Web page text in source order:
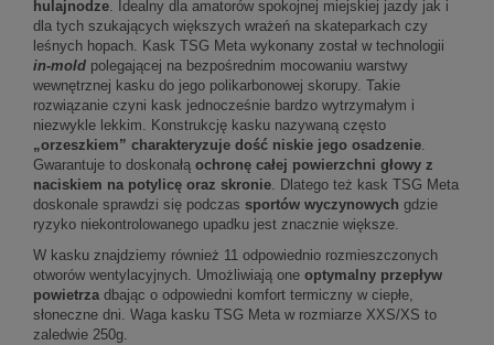
hulajnodze . Idealny dla amatorów spokojnej miejskiej jazdy jak i
dla tych szukających większych wrażeń na skateparkach czy
leśnych hopach. Kask TSG Meta wykonany został w technologii
in-mold polegającej na bezpośrednim mocowaniu warstwy
wewnętrznej kasku do jego polikarbonowej skorupy. Takie
rozwiązanie czyni kask jednocześnie bardzo wytrzymałym i
niezwykle lekkim. Konstrukcję kasku nazywaną często
„orzeszkiem” charakteryzuje dość niskie jego osadzenie
Gwarantuje to doskonałą ochronę całej powierzchni głowy z
naciskiem na potylicę oraz skronie . Dlatego też kask TSG Meta
doskonale sprawdzi się podczas sportów wyczynowych gdzie
ryzyko niekontrolowanego upadku jest znacznie większe.
W kasku znajdziemy również 11 odpowiednio rozmieszczonych
otworów wentylacyjnych. Umożliwiają one optymalny przepływ
powietrzadbając o odpowiedni komfort termiczny w ciepłe,
słoneczne dni. Waga kasku TSG Meta w rozmiarze XXS/XS to
zaledwie 250g.